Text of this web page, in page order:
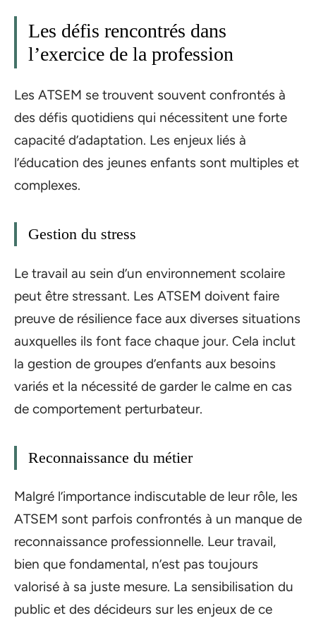
Les défis rencontrés dans
l’exercice de la profession
Les ATSEM se trouvent souvent confrontés à
des défis quotidiens qui nécessitent une forte
capacité d’adaptation. Les enjeux liés à
l’éducation des jeunes enfants sont multiples et
complexes.
Gestion du stress
Le travail au sein d’un environnement scolaire
peut être stressant. Les ATSEM doivent faire
preuve de résilience face aux diverses situations
auxquelles ils font face chaque jour. Cela inclut
la gestion de groupes d’enfants aux besoins
variés et la nécessité de garder le calme en cas
de comportement perturbateur.
Reconnaissance du métier
Malgré l’importance indiscutable de leur rôle, les
ATSEM sont parfois confrontés à un manque de
reconnaissance professionnelle. Leur travail,
bien que fondamental, n’est pas toujours
valorisé à sa juste mesure. La sensibilisation du
public et des décideurs sur les enjeux de ce